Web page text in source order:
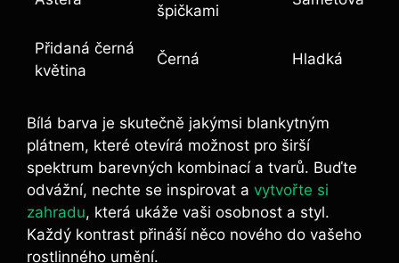
špičkami
Přidaná černá
květina
Černá Hladká
Bílá barva je skutečně jakýmsi blankytným
plátnem, které‌ otevírá možnost⁣ pro širší
spektrum barevných kombinací‌ a tvarů. Buďte
odvážní, nechte se inspirovat a⁤ vytvořte si
zahradu, která ‌ukáže vaši osobnost a styl.
Každý kontrast ⁢přináší něco nového do vašeho
rostlinného umění.